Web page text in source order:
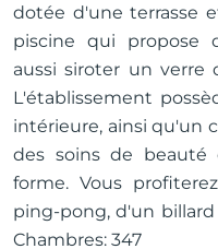
dotée d'une terrasse
piscine qui propose
aussi siroter un verre
L'établissement
intérieure, ainsi qu'un
des soins de
forme. Vous
ping-pong, d'un
Chambres: 347